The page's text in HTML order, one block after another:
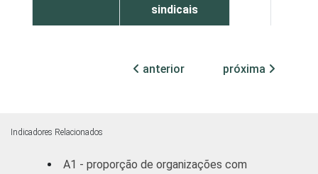
sindicais
e cultura
Religião 82
anterior próxima
Indicadores Relacionados
A1 - proporção de organizações com